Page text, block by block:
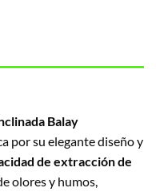
Balay
por su elegante diseño y
de extracción de
olores y humos,